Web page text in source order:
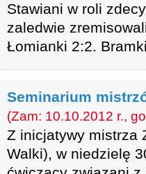
Stawiani w roli
zaledwie
Łomianki 2:2.
Seminarium
(Zam: 10.10.2012 r.,
Z inicjatywy mistrza
Walki), w niedzielę